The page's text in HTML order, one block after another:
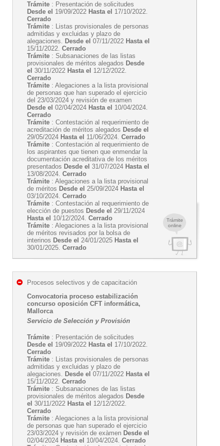
Trámite
online
Trámite : Presentación de solicitudes
Desde el 19/09/2022 Hasta el 17/10/2022.
Cerrado
Trámite : Listas provisionales de personas
admitidas y excluidas y plazo de
alegaciones. Desde el 07/11/2022 Hasta el
15/11/2022. Cerrado
Trámite : Subsanaciones de las listas
provisionales de méritos alegados Desde
el 30/11/2022 Hasta el 12/12/2022.
Cerrado
Trámite : Alegaciones a la lista provisional
de personas que han superado el ejercicio
del 23/03/2024 y revisión de examen
Desde el 02/04/2024 Hasta el 10/04/2024.
Cerrado
Trámite : Contestación al requerimiento de
acreditación de méritos alegados Desde el
29/05/2024 Hasta el 11/06/2024. Cerrado
Trámite : Contestación al requerimiento de
los aspirantes que tienen que enmendar la
documentación acreditativa de los méritos
presentados Desde el 31/07/2024 Hasta el
13/08/2024. Cerrado
Trámite : Alegaciones a la lista provisional
de méritos Desde el 25/09/2024 Hasta el
03/10/2024. Cerrado
Trámite : Contestación al requerimiento de
elección de puestos Desde el 29/11/2024
Hasta el 10/12/2024. Cerrado
Trámite : Alegaciones a la lista provisional
de méritos revisados por la bolsa de
interinos Desde el 24/01/2025 Hasta el
30/01/2025. Cerrado
Procesos selectivos y de capacitación
Convocatoria proceso estabilización
concurso oposición CFT informática,
Mallorca
Servicio de Selección y Provisión
Trámite : Presentación de solicitudes
Desde el 19/09/2022 Hasta el 17/10/2022.
Cerrado
Trámite : Listas provisionales de personas
admitidas y excluidas y plazo de
alegaciones. Desde el 07/11/2022 Hasta el
15/11/2022. Cerrado
Trámite : Subsanaciones de las listas
provisionales de méritos alegados Desde
el 30/11/2022 Hasta el 12/12/2022.
Cerrado
Trámite : Alegaciones a la lista provisional
de personas que han superado el ejercicio
23/03/2024 y revisión de exàmen Desde el
02/04/2024 Hasta el 10/04/2024. Cerrado